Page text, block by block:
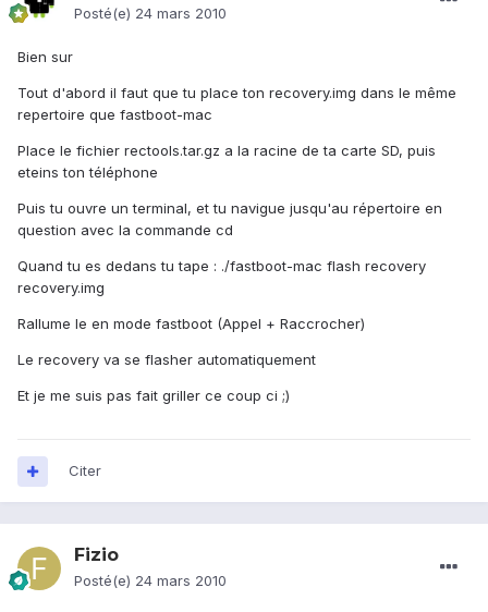
Posté(e) 24 mars 2010
Bien sur
Tout d'abord il faut que tu place ton recovery.img dans le même
repertoire que fastboot-mac
Place le fichier rectools.tar.gz a la racine de ta carte SD, puis
eteins ton téléphone
Puis tu ouvre un terminal, et tu navigue jusqu'au répertoire en
question avec la commande cd
Quand tu es dedans tu tape : ./fastboot-mac flash recovery
recovery.img
Rallume le en mode fastboot (Appel + Raccrocher)
Le recovery va se flasher automatiquement
Et je me suis pas fait griller ce coup ci ;)
Citer
Fizio
Posté(e) 24 mars 2010